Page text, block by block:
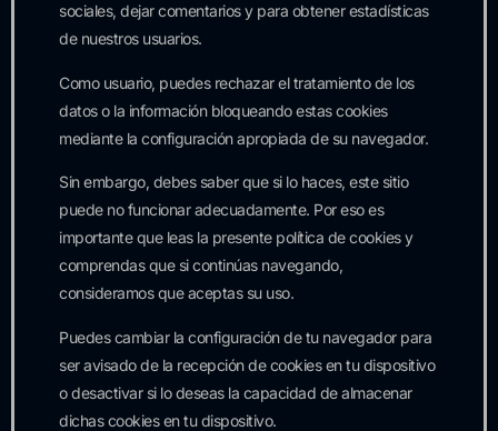
sociales, dejar comentarios y para obtener estadísticas
de nuestros usuarios.
Como usuario, puedes rechazar el tratamiento de los
datos o la información bloqueando estas cookies
mediante la configuración apropiada de su navegador.
Sin embargo, debes saber que si lo haces, este sitio
puede no funcionar adecuadamente. Por eso es
importante que leas la presente política de cookies y
comprendas que si continúas navegando,
consideramos que aceptas su uso.
Puedes cambiar la configuración de tu navegador para
ser avisado de la recepción de cookies en tu dispositivo
o desactivar si lo deseas la capacidad de almacenar
dichas cookies en tu dispositivo.